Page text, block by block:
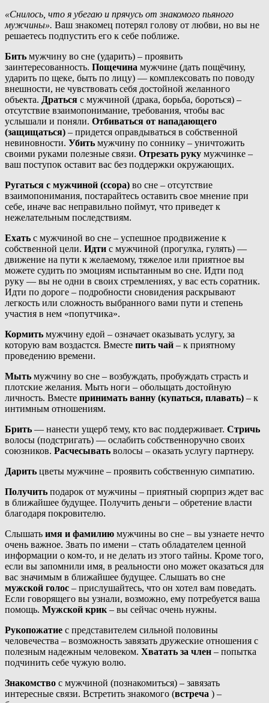
«Снилось, что я убегаю и прячусь от знакомого пьяного
мужчины». Ваш знакомец потерял голову от любви, но вы не
решаетесь подпустить его к себе поближе.
Бить мужчину во сне (ударить) – проявить
заинтересованность. Пощечина мужчине (дать пощёчину,
ударить по щеке, быть по лицу) — комплексовать по поводу
внешности, не чувствовать себя достойной желанного
объекта. Драться с мужчиной (драка, борьба, бороться) –
отсутствие взаимопонимание, требования, чтобы вас
услышали и поняли. Отбиваться от нападающего
(защищаться) – придется оправдываться в собственной
невиновности. Убить мужчину по соннику – уничтожить
своими руками полезные связи. Отрезать руку мужчинке –
ваш поступок оставит вас без поддержки окружающих.
Ругаться с мужчиной (ссора) во сне – отсутствие
взаимопонимания, постарайтесь оставить свое мнение при
себе, иначе вас неправильно поймут, что приведет к
нежелательным последствиям.
Ехать с мужчиной во сне – успешное продвижение к
собственной цели. Идти с мужчиной (прогулка, гулять) —
движение на пути к желаемому, тяжелое или приятное вы
можете судить по эмоциям испытанным во сне. Идти под
руку — вы не одни в своих стремлениях, у вас есть соратник.
Идти по дороге – подробности сновидения раскрывают
легкость или сложность выбранного вами пути и степень
участия в нем «попутчика».
Кормить мужчину едой – означает оказывать услугу, за
которую вам воздастся. Вместе пить чай – к приятному
проведению времени.
Мыть мужчину во сне – возбуждать, пробуждать страсть и
плотские желания. Мыть ноги – обольщать достойную
личность. Вместе принимать ванну (купаться, плавать) – к
интимным отношениям.
Брить — нанести ущерб тему, кто вас поддерживает. Стричь
волосы (подстригать) — ослабить собственноручно своих
союзников. Расчесывать волосы – оказать услугу партнеру.
Дарить цветы мужчине – проявить собственную симпатию.
Получить подарок от мужчины – приятный сюрприз ждет вас
в ближайшее будущее. Получить деньги – обретение власти
благодаря покровителю.
Слышать имя и фамилию мужчины во сне – вы узнаете нечто
очень важное. Звать по имени – стать обладателем ценной
информации о ком-то, и не делать из этого тайны. Кроме того,
если вы запомнили имя, в реальности оно может оказаться для
вас значимым в ближайшее будущее. Слышать во сне
мужской голос – прислушайтесь, что он хотел вам поведать.
Если говорящего вы узнали, возможно, ему потребуется ваша
помощь. Мужской крик – вы сейчас очень нужны.
Рукопожатие с представителем сильной половины
человечества – возможность завязать дружеские отношения с
полезным надежным человеком. Хватать за член – попытка
подчинить себе чужую волю.
Знакомство с мужчиной (познакомиться) – завязать
интересные связи. Встретить знакомого (встреча ) –